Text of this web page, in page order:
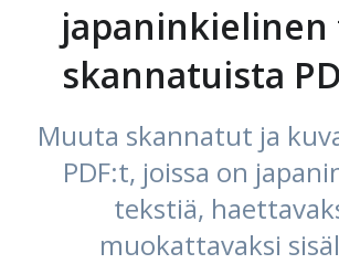
skannatuista
Muuta skannatut ja
PDF:t, joissa on
tekstiä,
muokattavaksi